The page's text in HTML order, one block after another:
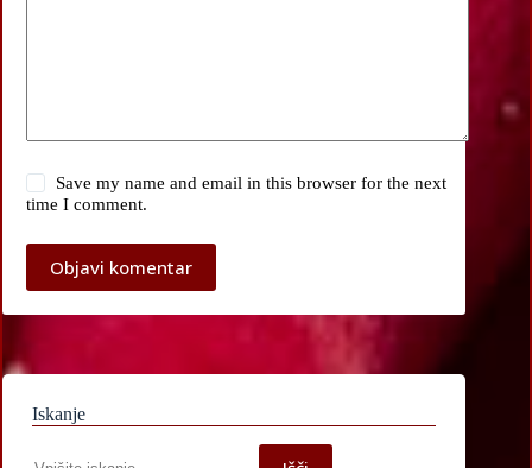
Save my name and email in this browser for the next
time I comment.
Objavi komentar
Iskanje